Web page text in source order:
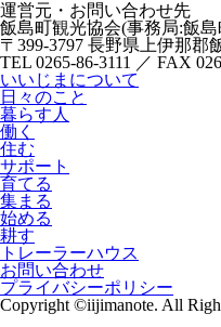
運営元・お問い合わせ先
飯島町観光協会(事務局:飯
〒399-3797 長野県上伊那郡
TEL 0265-86-3111 ／ FAX
いいじまについて
日々のこと
暮らす人
働く
住む
サポート
育てる
集まる
始める
耕す
トレーラーハウス
お問い合わせ
プライバシーポリシー
Copyright ©iijimanote. All